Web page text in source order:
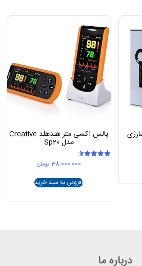
پالس اکسی متر هندهلد Creative
مدل Sp20
38.000.000 تومان
افزودن به سبد خرید
درباره ما